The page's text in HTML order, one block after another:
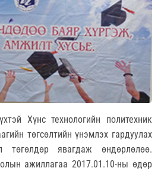
Хүнс технологийн политехник
төгсөлтийн үнэмлэх гардуулах
төгөлдөр явагдаж өндөрлөлөө.
ажиллагаа 2017.01.10-ны өдөр